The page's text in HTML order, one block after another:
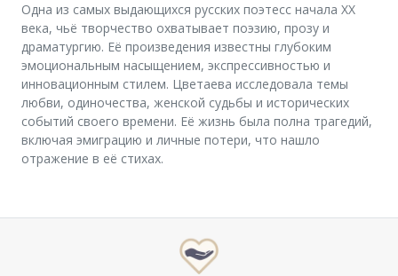
Одна из самых выдающихся русских поэтесс начала XX
века, чьё творчество охватывает поэзию, прозу и
драматургию. Её произведения известны глубоким
эмоциональным насыщением, экспрессивностью и
инновационным стилем. Цветаева исследовала темы
любви, одиночества, женской судьбы и исторических
событий своего времени. Её жизнь была полна трагедий,
включая эмиграцию и личные потери, что нашло
отражение в её стихах.